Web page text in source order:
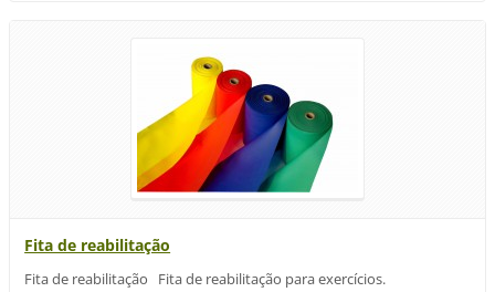
Fita de reabilitação
Fita de reabilitação Fita de reabilitação para exercícios.